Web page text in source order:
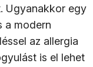
Ugyanakkor egy
a modern
az allergia
is el lehet